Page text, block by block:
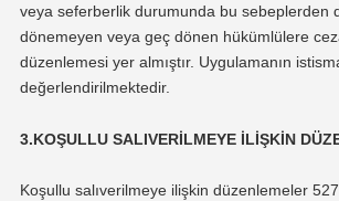
veya seferberlik durumunda bu sebeplerden
dönemeyen veya geç dönen hükümlülere
düzenlemesi yer almıştır. Uygulamanın
değerlendirilmektedir.
3.KOŞULLU SALIVERİLMEYE İLİŞKİN
Koşullu salıverilmeye ilişkin düzenlemeler